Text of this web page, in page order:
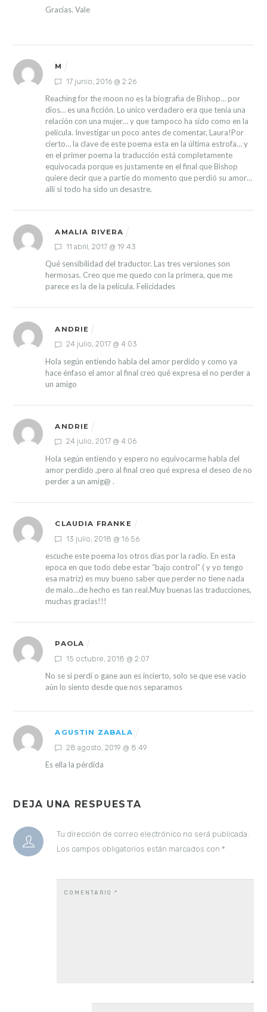
Gracias. Vale
M
17 junio, 2016 @ 2:26
Reaching for the moon no es la biografia de Bishop… por
dios… es una ficción. Lo unico verdadero era que tenía una
relación con una mujer… y que tampoco ha sido como en la
película. Investigar un poco antes de comentar, Laura!Por
cierto… la clave de este poema esta en la última estrofa… y
en el primer poema la traducción está completamente
equivocada porque es justamente en el final que Bishop
quiere decir que a partie do momento que perdió su amor…
allí si todo ha sido un desastre.
AMALIA RIVERA
11 abril, 2017 @ 19:43
Qué sensibilidad del traductor. Las tres versiones son
hermosas. Creo que me quedo con la primera, que me
parece es la de la película. Felicidades
ANDRIE
24 julio, 2017 @ 4:03
Hola según entiendo habla del amor perdido y como ya
hace énfaso el amor al final creo qué expresa el no perder a
un amigo
ANDRIE
24 julio, 2017 @ 4:06
Hola según entiendo y espero no equivocarme habla del
amor perdido ,pero al final creo qué expresa el deseo de no
perder a un amig@ .
CLAUDIA FRANKE
13 julio, 2018 @ 16:56
escuche este poema los otros dias por la radio. En esta
epoca en que todo debe estar “bajo control” ( y yo tengo
esa matriz) es muy bueno saber que perder no tiene nada
de malo…de hecho es tan real.Muy buenas las traducciones,
muchas gracias!!!
PAOLA
15 octubre, 2018 @ 2:07
No se si perdí o gane aun es incierto, solo se que ese vacío
aún lo siento desde que nos separamos
AGUSTIN ZABALA
28 agosto, 2019 @ 8:49
Es ella la pérdida
DEJA UNA RESPUESTA
Tu dirección de correo electrónico no será publicada.
Los campos obligatorios están marcados con *
COMENTARIO*